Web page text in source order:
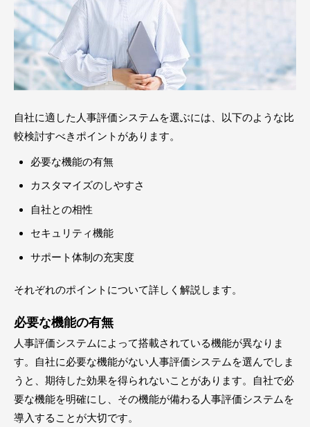
自社に適した人事評価システムを選ぶには、以下のような比
較検討すべきポイントがあります。
必要な機能の有無
カスタマイズのしやすさ
自社との相性
セキュリティ機能
サポート体制の充実度
それぞれのポイントについて詳しく解説します。
必要な機能の有無
人事評価システムによって搭載されている機能が異なりま
す。自社に必要な機能がない人事評価システムを選んでしま
うと、期待した効果を得られないことがあります。自社で必
要な機能を明確にし、その機能が備わる人事評価システムを
導入することが大切です。